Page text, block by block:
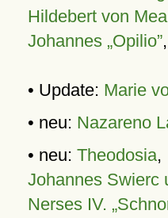
Hildebert von
Johannes „Opilio”,
• Update: Marie
• neu: Nazareno
• neu: Theodosia,
Johannes Swierc
Nerses IV.